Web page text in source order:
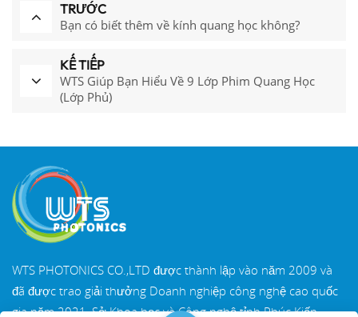
TRƯỚC
Bạn có biết thêm về kính quang học không?
KẾ TIẾP
WTS Giúp Bạn Hiểu Về 9 Lớp Phim Quang Học
(Lớp Phủ)
WTS PHOTONICS CO.,LTD được thành lập vào năm 2009 và
đã được trao giải thưởng Doanh nghiệp công nghệ cao quốc
gia năm 2021, Sở Khoa học và Công nghệ tỉnh Phúc Kiến